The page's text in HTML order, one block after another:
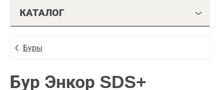
КАТАЛОГ
Буры
Бур Энкор SDS+